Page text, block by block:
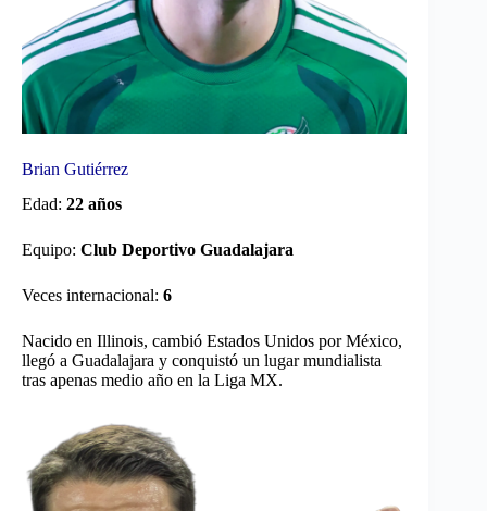
Brian Gutiérrez
Edad: 22 años
Equipo: Club Deportivo Guadalajara
Veces internacional: 6
Nacido en Illinois, cambió Estados Unidos por México,
llegó a Guadalajara y conquistó un lugar mundialista
tras apenas medio año en la Liga MX.